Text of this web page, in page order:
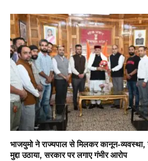
भाजयुमो ने राज्यपाल से मिलकर कानून-व्यवस्था,
मुद्दा उठाया, सरकार पर लगाए गंभीर आरोप